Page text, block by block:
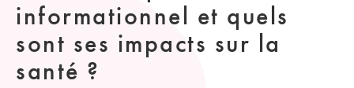
informationnel et quels
sont ses impacts sur la
santé ?